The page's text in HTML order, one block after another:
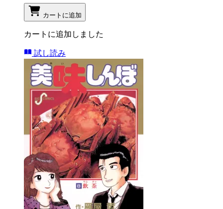
カートに追加
カートに追加しました
試し読み